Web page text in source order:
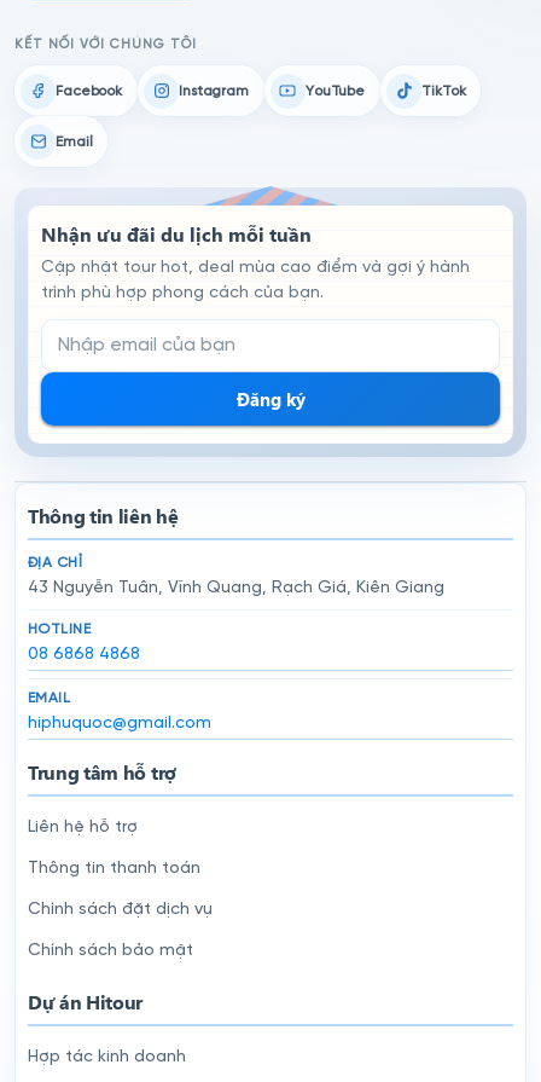
KẾT NỐI VỚI CHÚNG TÔI
Facebook Instagram YouTube TikTok
Email
Nhận ưu đãi du lịch mỗi tuần
Cập nhật tour hot, deal mùa cao điểm và gợi ý hành
trình phù hợp phong cách của bạn.
Email đăng ký nhận tin
Đăng ký
Thông tin liên hệ
ĐỊA CHỈ
43 Nguyễn Tuân, Vĩnh Quang, Rạch Giá, Kiên Giang
HOTLINE
08 6868 4868
EMAIL
hiphuquoc@gmail.com
Trung tâm hỗ trợ
Liên hệ hỗ trợ
Thông tin thanh toán
Chính sách đặt dịch vụ
Chính sách bảo mật
Dự án Hitour
Hợp tác kinh doanh